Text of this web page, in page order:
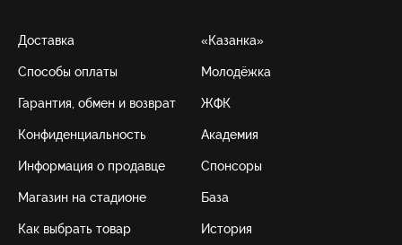
Доставка
Способы оплаты
Гарантия, обмен и возврат
Конфиденциальность
Информация о продавце
Магазин на стадионе
Как выбрать товар
«Казанка»
Молодёжка
ЖФК
Академия
Спонсоры
База
История